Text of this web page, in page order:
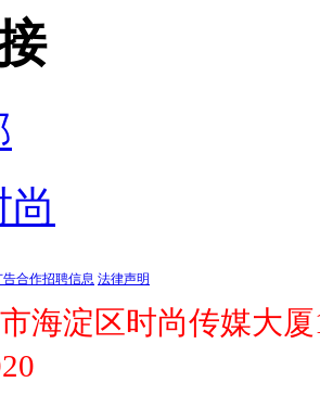
告合作招聘信息 法律声明
海淀区时尚传媒大厦